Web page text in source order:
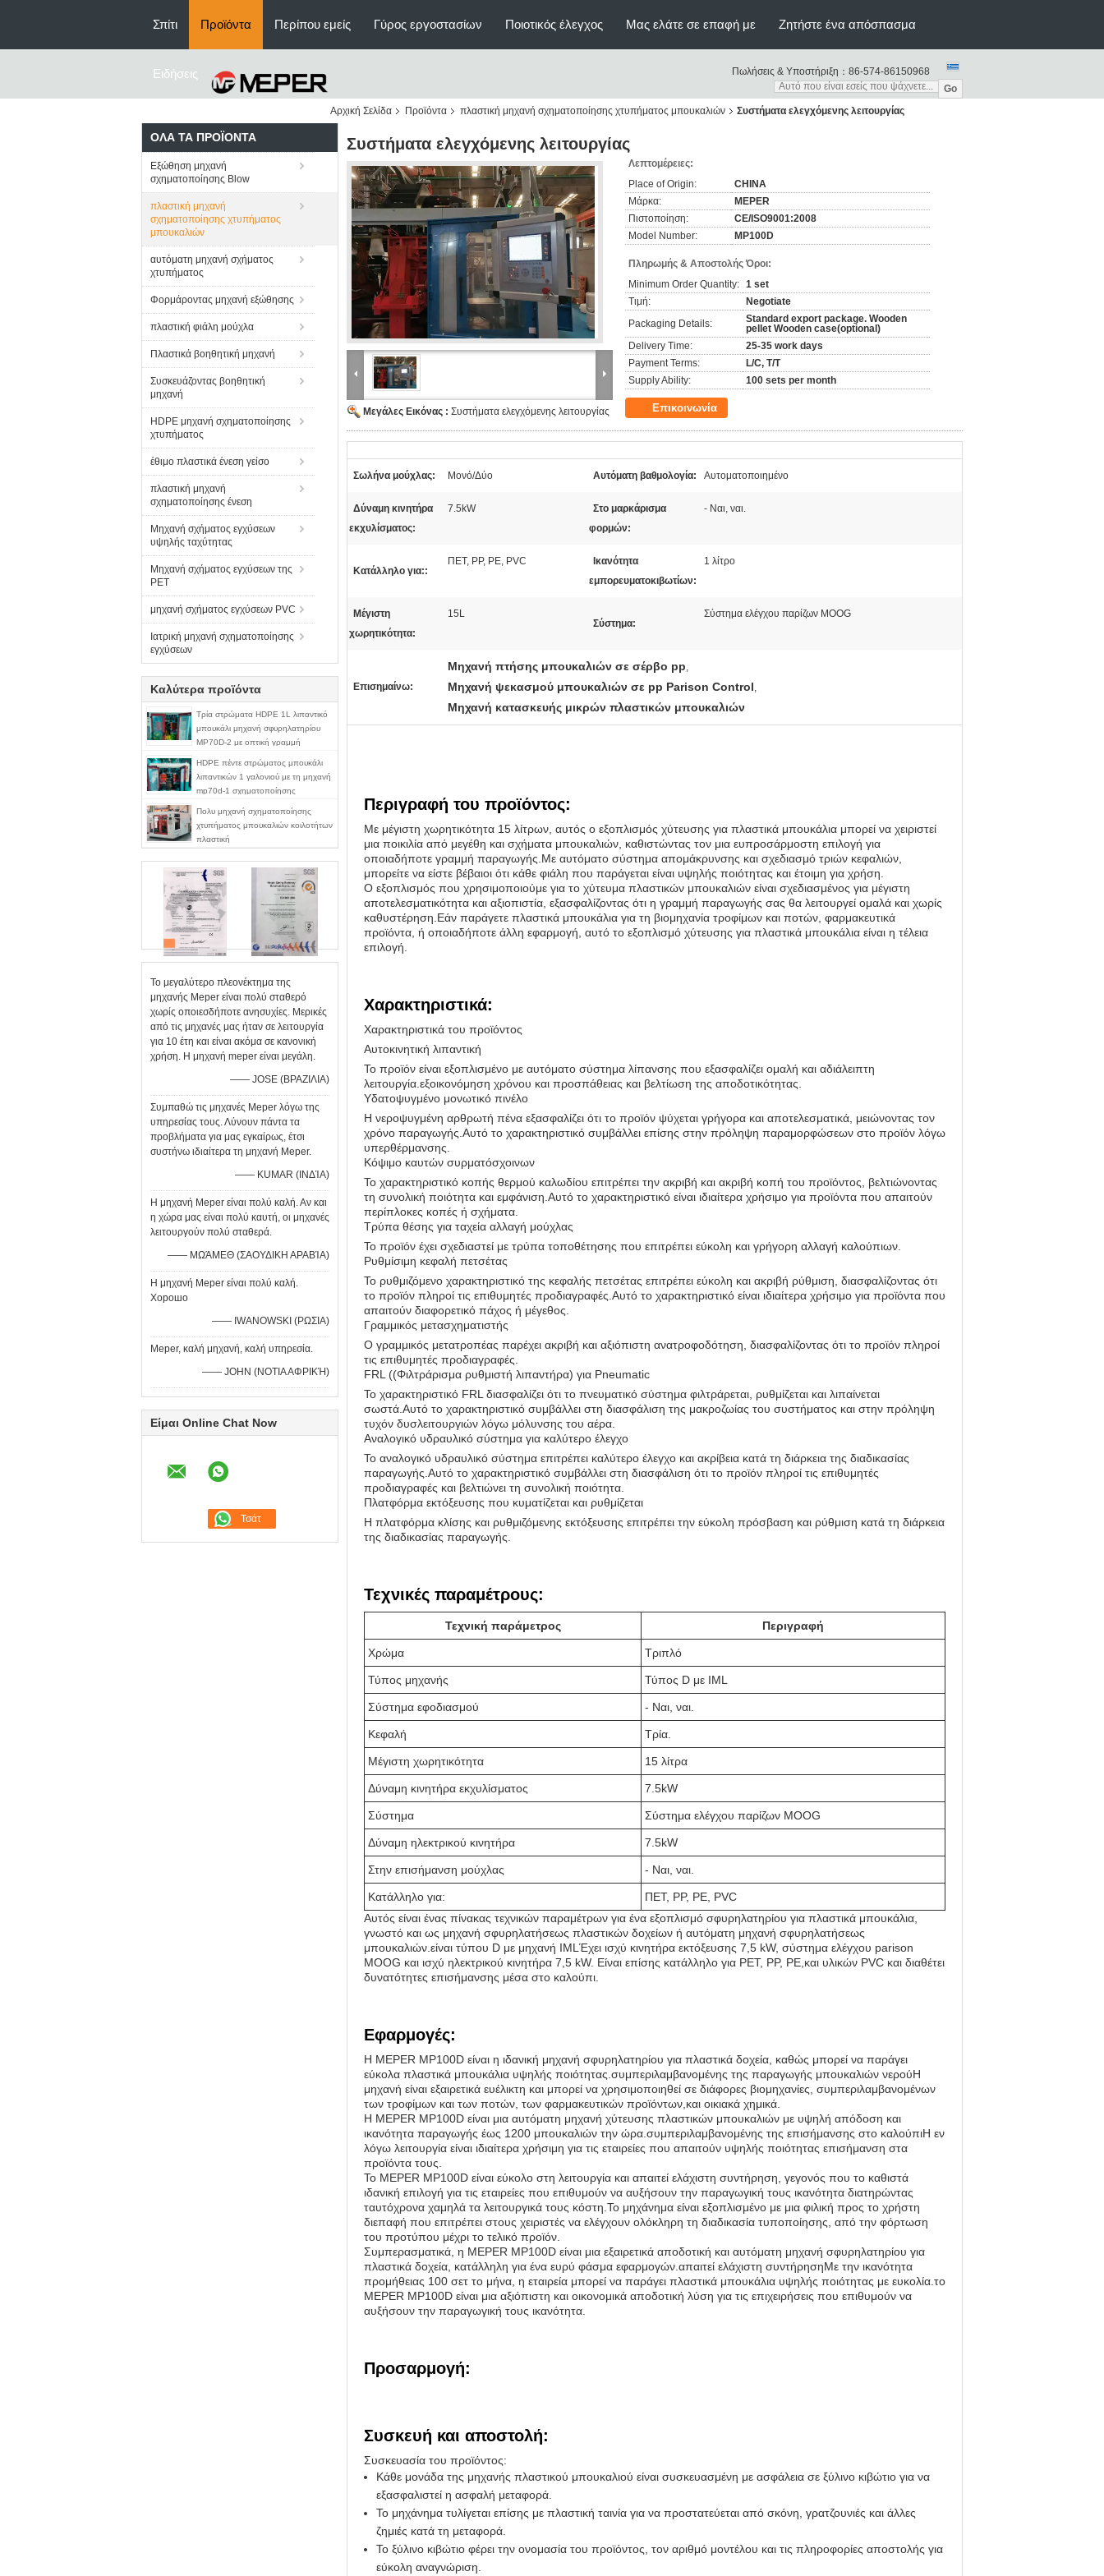
Σπίτι Προϊόντα Περίπου εμείς Γύρος εργοστασίων Ποιοτικός έλεγχος Μας ελάτε σε επαφή με Ζητήστε ένα απόσπασμα
Ειδήσεις Πωλήσεις & Υποστήριξη： 86-574-86150968
Go
Αρχική Σελίδα
Προϊόντα πλαστική μηχανή σχηματοποίησης χτυπήματος μπουκαλιών Συστήματα ελεγχόμενης λειτουργίας
ΌΛΑ ΤΑ ΠΡΟΪΌΝΤΑ
Εξώθηση μηχανή
σχηματοποίησης Blow
πλαστική μηχανή
σχηματοποίησης χτυπήματος
μπουκαλιών
αυτόματη μηχανή σχήματος
χτυπήματος
Φορμάροντας μηχανή εξώθησης
πλαστική φιάλη μούχλα
Πλαστικά βοηθητική μηχανή
Συσκευάζοντας βοηθητική
μηχανή
HDPE μηχανή σχηματοποίησης
χτυπήματος
έθιμο πλαστικά ένεση γείσο
πλαστική μηχανή
σχηματοποίησης ένεση
Μηχανή σχήματος εγχύσεων
υψηλής ταχύτητας
Μηχανή σχήματος εγχύσεων της
PET
μηχανή σχήματος εγχύσεων PVC
Ιατρική μηχανή σχηματοποίησης
εγχύσεων
Καλύτερα προϊόντα
Τρία στρώματα HDPE 1L λιπαντικό
μπουκάλι μηχανή σφυρηλατηρίου
MP70D-2 με οπτική γραμμή
HDPE πέντε στρώματος μπουκάλι
λιπαντικών 1 γαλονιού με τη μηχανή
mp70d-1 σχηματοποίησης
άποψης
Πολυ μηχανή σχηματοποίησης
χτυπήματος μπουκαλιών κοιλοτήτων
πλαστική
Το μεγαλύτερο πλεονέκτημα της
μηχανής Meper είναι πολύ σταθερό
χωρίς οποιεσδήποτε ανησυχίες. Μερικές
από τις μηχανές μας ήταν σε λειτουργία
για 10 έτη και είναι ακόμα σε κανονική
χρήση. Η μηχανή meper είναι μεγάλη.
—— JOSE (ΒΡΑΖΙΛΙΑ)
Συμπαθώ τις μηχανές Meper λόγω της
υπηρεσίας τους. Λύνουν πάντα τα
προβλήματα για μας εγκαίρως, έτσι
συστήνω ιδιαίτερα τη μηχανή Meper.
—— KUMAR (ΙΝΔΊΑ)
Η μηχανή Meper είναι πολύ καλή. Αν και
η χώρα μας είναι πολύ καυτή, οι μηχανές
λειτουργούν πολύ σταθερά.
—— ΜΩΆΜΕΘ (ΣΑΟΥΔΙΚΗ ΑΡΑΒΊΑ)
Η μηχανή Meper είναι πολύ καλή.
Хорошо
—— IWANOWSKI (ΡΩΣΙΑ)
Meper, καλή μηχανή, καλή υπηρεσία.
—— JOHN (ΝΟΤΙΑ ΑΦΡΙΚΉ)
Είμαι Online Chat Now
Συστήματα ελεγχόμενης λειτουργίας
Μεγάλες Εικόνας : Συστήματα ελεγχόμενης λειτουργίας
Λεπτομέρειες:
Place of Origin:
CHINA
Μάρκα:
MEPER
Πιστοποίηση:
CE/ISO9001:2008
Model Number:
MP100D
Πληρωμής & Αποστολής Όροι:
Minimum Order Quantity: 1 set
Τιμή:
Negotiate
Packaging Details:
Standard export package. Wooden
pellet Wooden case(optional)
Delivery Time:
25-35 work days
Payment Terms:
L/C, T/T
Supply Ability:
100 sets per month
Επικοινωνία
Σωλήνα μούχλας: Μονό/Δύο Αυτόματη βαθμολογία: Αυτοματοποιημένο
Δύναμη κινητήρα
εκχυλίσματος:
7.5kW
Στο μαρκάρισμα
φορμών:
- Ναι, ναι.
Κατάλληλο για::
ΠΕΤ, PP, PE, PVC
Ικανότητα
εμπορευματοκιβωτίων:
1 λίτρο
Μέγιστη
χωρητικότητα:
15L
Σύστημα:
Σύστημα ελέγχου παρίζων MOOG
Επισημαίνω:
Μηχανή πτήσης μπουκαλιών σε σέρβο pp,
Μηχανή ψεκασμού μπουκαλιών σε pp Parison Control,
Μηχανή κατασκευής μικρών πλαστικών μπουκαλιών
Περιγραφή του προϊόντος:
Με μέγιστη χωρητικότητα 15 λίτρων, αυτός ο εξοπλισμός χύτευσης για πλαστικά μπουκάλια μπορεί να χειριστεί
μια ποικιλία από μεγέθη και σχήματα μπουκαλιών, καθιστώντας τον μια ευπροσάρμοστη επιλογή για
οποιαδήποτε γραμμή παραγωγής.Με αυτόματο σύστημα απομάκρυνσης και σχεδιασμό τριών κεφαλιών,
μπορείτε να είστε βέβαιοι ότι κάθε φιάλη που παράγεται είναι υψηλής ποιότητας και έτοιμη για χρήση.
Ο εξοπλισμός που χρησιμοποιούμε για το χύτευμα πλαστικών μπουκαλιών είναι σχεδιασμένος για μέγιστη
αποτελεσματικότητα και αξιοπιστία, εξασφαλίζοντας ότι η γραμμή παραγωγής σας θα λειτουργεί ομαλά και χωρίς
καθυστέρηση.Εάν παράγετε πλαστικά μπουκάλια για τη βιομηχανία τροφίμων και ποτών, φαρμακευτικά
προϊόντα, ή οποιαδήποτε άλλη εφαρμογή, αυτό το εξοπλισμό χύτευσης για πλαστικά μπουκάλια είναι η τέλεια
επιλογή.
Χαρακτηριστικά:
Χαρακτηριστικά του προϊόντος
Αυτοκινητική λιπαντική
Το προϊόν είναι εξοπλισμένο με αυτόματο σύστημα λίπανσης που εξασφαλίζει ομαλή και αδιάλειπτη
λειτουργία.εξοικονόμηση χρόνου και προσπάθειας και βελτίωση της αποδοτικότητας.
Υδατοψυγμένο μονωτικό πινέλο
Η νεροψυγμένη αρθρωτή πένα εξασφαλίζει ότι το προϊόν ψύχεται γρήγορα και αποτελεσματικά, μειώνοντας τον
χρόνο παραγωγής.Αυτό το χαρακτηριστικό συμβάλλει επίσης στην πρόληψη παραμορφώσεων στο προϊόν λόγω
υπερθέρμανσης.
Κόψιμο καυτών συρματόσχοινων
Το χαρακτηριστικό κοπής θερμού καλωδίου επιτρέπει την ακριβή και ακριβή κοπή του προϊόντος, βελτιώνοντας
τη συνολική ποιότητα και εμφάνιση.Αυτό το χαρακτηριστικό είναι ιδιαίτερα χρήσιμο για προϊόντα που απαιτούν
περίπλοκες κοπές ή σχήματα.
Τρύπα θέσης για ταχεία αλλαγή μούχλας
Το προϊόν έχει σχεδιαστεί με τρύπα τοποθέτησης που επιτρέπει εύκολη και γρήγορη αλλαγή καλούπιων.
Ρυθμίσιμη κεφαλή πετσέτας
Το ρυθμιζόμενο χαρακτηριστικό της κεφαλής πετσέτας επιτρέπει εύκολη και ακριβή ρύθμιση, διασφαλίζοντας ότι
το προϊόν πληροί τις επιθυμητές προδιαγραφές.Αυτό το χαρακτηριστικό είναι ιδιαίτερα χρήσιμο για προϊόντα που
απαιτούν διαφορετικό πάχος ή μέγεθος.
Γραμμικός μετασχηματιστής
Ο γραμμικός μετατροπέας παρέχει ακριβή και αξιόπιστη ανατροφοδότηση, διασφαλίζοντας ότι το προϊόν πληροί
τις επιθυμητές προδιαγραφές.
FRL ((Φιλτράρισμα ρυθμιστή λιπαντήρα) για Pneumatic
Το χαρακτηριστικό FRL διασφαλίζει ότι το πνευματικό σύστημα φιλτράρεται, ρυθμίζεται και λιπαίνεται
σωστά.Αυτό το χαρακτηριστικό συμβάλλει στη διασφάλιση της μακροζωίας του συστήματος και στην πρόληψη
τυχόν δυσλειτουργιών λόγω μόλυνσης του αέρα.
Αναλογικό υδραυλικό σύστημα για καλύτερο έλεγχο
Το αναλογικό υδραυλικό σύστημα επιτρέπει καλύτερο έλεγχο και ακρίβεια κατά τη διάρκεια της διαδικασίας
παραγωγής.Αυτό το χαρακτηριστικό συμβάλλει στη διασφάλιση ότι το προϊόν πληροί τις επιθυμητές
προδιαγραφές και βελτιώνει τη συνολική ποιότητα.
Πλατφόρμα εκτόξευσης που κυματίζεται και ρυθμίζεται
Η πλατφόρμα κλίσης και ρυθμιζόμενης εκτόξευσης επιτρέπει την εύκολη πρόσβαση και ρύθμιση κατά τη διάρκεια
της διαδικασίας παραγωγής.
Τεχνικές παραμέτρους:
Τεχνική παράμετρος Περιγραφή
Χρώμα Τριπλό
Τύπος μηχανής Τύπος D με IML
Σύστημα εφοδιασμού - Ναι, ναι.
Κεφαλή Τρία.
Μέγιστη χωρητικότητα 15 λίτρα
Δύναμη κινητήρα εκχυλίσματος 7.5kW
Σύστημα Σύστημα ελέγχου παρίζων MOOG
Δύναμη ηλεκτρικού κινητήρα 7.5kW
Στην επισήμανση μούχλας - Ναι, ναι.
Κατάλληλο για:
ΠΕΤ, PP, PE, PVC
Αυτός είναι ένας πίνακας τεχνικών παραμέτρων για ένα εξοπλισμό σφυρηλατηρίου για πλαστικά μπουκάλια,
γνωστό και ως μηχανή σφυρηλατήσεως πλαστικών δοχείων ή αυτόματη μηχανή σφυρηλατήσεως
μπουκαλιών.είναι τύπου D με μηχανή IMLΈχει ισχύ κινητήρα εκτόξευσης 7,5 kW, σύστημα ελέγχου parison
MOOG και ισχύ ηλεκτρικού κινητήρα 7,5 kW. Είναι επίσης κατάλληλο για PET, PP, PE,και υλικών PVC και διαθέτει
δυνατότητες επισήμανσης μέσα στο καλούπι.
Εφαρμογές:
Η MEPER MP100D είναι η ιδανική μηχανή σφυρηλατηρίου για πλαστικά δοχεία, καθώς μπορεί να παράγει
εύκολα πλαστικά μπουκάλια υψηλής ποιότητας.συμπεριλαμβανομένης της παραγωγής μπουκαλιών νερούΗ
μηχανή είναι εξαιρετικά ευέλικτη και μπορεί να χρησιμοποιηθεί σε διάφορες βιομηχανίες, συμπεριλαμβανομένων
των τροφίμων και των ποτών, των φαρμακευτικών προϊόντων,και οικιακά χημικά.
Η MEPER MP100D είναι μια αυτόματη μηχανή χύτευσης πλαστικών μπουκαλιών με υψηλή απόδοση και
ικανότητα παραγωγής έως 1200 μπουκαλιών την ώρα.συμπεριλαμβανομένης της επισήμανσης στο καλούπιΗ εν
λόγω λειτουργία είναι ιδιαίτερα χρήσιμη για τις εταιρείες που απαιτούν υψηλής ποιότητας επισήμανση στα
προϊόντα τους.
Το MEPER MP100D είναι εύκολο στη λειτουργία και απαιτεί ελάχιστη συντήρηση, γεγονός που το καθιστά
ιδανική επιλογή για τις εταιρείες που επιθυμούν να αυξήσουν την παραγωγική τους ικανότητα διατηρώντας
ταυτόχρονα χαμηλά τα λειτουργικά τους κόστη.Το μηχάνημα είναι εξοπλισμένο με μια φιλική προς το χρήστη
διεπαφή που επιτρέπει στους χειριστές να ελέγχουν ολόκληρη τη διαδικασία τυποποίησης, από την φόρτωση
του προτύπου μέχρι το τελικό προϊόν.
Συμπερασματικά, η MEPER MP100D είναι μια εξαιρετικά αποδοτική και αυτόματη μηχανή σφυρηλατηρίου για
πλαστικά δοχεία, κατάλληλη για ένα ευρύ φάσμα εφαρμογών.απαιτεί ελάχιστη συντήρησηΜε την ικανότητα
προμήθειας 100 σετ το μήνα, η εταιρεία μπορεί να παράγει πλαστικά μπουκάλια υψηλής ποιότητας με ευκολία.το
MEPER MP100D είναι μια αξιόπιστη και οικονομικά αποδοτική λύση για τις επιχειρήσεις που επιθυμούν να
αυξήσουν την παραγωγική τους ικανότητα.
Προσαρμογή:
Συσκευή και αποστολή:
Συσκευασία του προϊόντος:
Κάθε μονάδα της μηχανής πλαστικού μπουκαλιού είναι συσκευασμένη με ασφάλεια σε ξύλινο κιβώτιο για να
εξασφαλιστεί η ασφαλή μεταφορά.
Το μηχάνημα τυλίγεται επίσης με πλαστική ταινία για να προστατεύεται από σκόνη, γρατζουνιές και άλλες
ζημιές κατά τη μεταφορά.
Το ξύλινο κιβώτιο φέρει την ονομασία του προϊόντος, τον αριθμό μοντέλου και τις πληροφορίες αποστολής για
εύκολη αναγνώριση.